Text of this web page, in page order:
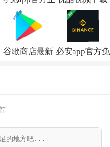
版下载最新版
本
v10.14.0.1115
安装官方免费
谷歌商店最新
店)v52.4.41-34
必安app官方免